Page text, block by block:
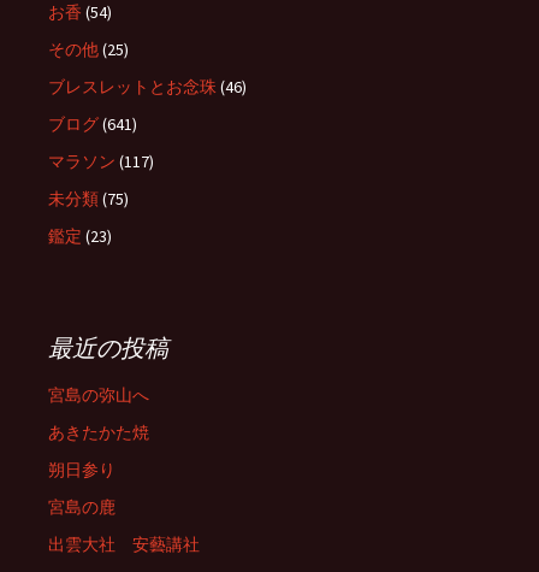
お香 (54)
その他(25)
ブレスレットとお念珠(46)
ブログ(641)
マラソン (117)
未分類(75)
鑑定 (23)
最近の投稿
宮島の弥山へ
あきたかた焼
朔日参り
宮島の鹿
出雲大社 安藝講社